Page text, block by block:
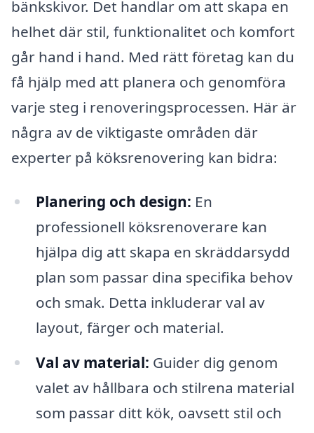
bänkskivor. Det handlar om att skapa en
helhet där stil, funktionalitet och komfort
går hand i hand. Med rätt företag kan du
få hjälp med att planera och genomföra
varje steg i renoveringsprocessen. Här är
några av de viktigaste områden där
experter på köksrenovering kan bidra:
Planering och design: En
professionell köksrenoverare kan
hjälpa dig att skapa en skräddarsydd
plan som passar dina specifika behov
och smak. Detta inkluderar val av
layout, färger och material.
Val av material: Guider dig genom
valet av hållbara och stilrena material
som passar ditt kök, oavsett stil och